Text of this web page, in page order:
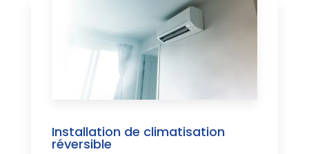
Installation de climatisation
réversible